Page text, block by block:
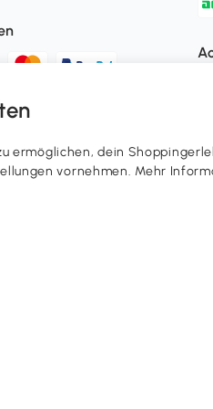
ermöglichen, dein
vornehmen. Mehr